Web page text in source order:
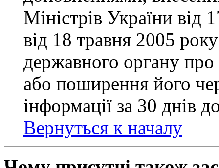
Міністрів України від
від 18 травня 2005
державного органу
або поширення його
інформації за 30 днів
Вернуться к началу